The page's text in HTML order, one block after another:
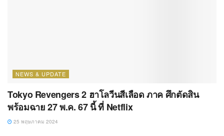
NEWS & UPDATE
Tokyo Revengers 2 ฮาโลวีนสีเลือด ภาค ศึกตัดสิน
พร้อมฉาย 27 พ.ค. 67 นี้ ที่ Netflix
25 พฤษภาคม 2024